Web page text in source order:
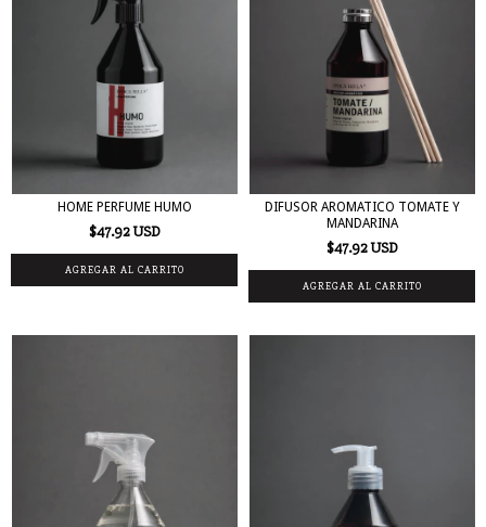
HOME PERFUME HUMO
$47.92 USD
DIFUSOR AROMATICO TOMATE Y
MANDARINA
$47.92 USD